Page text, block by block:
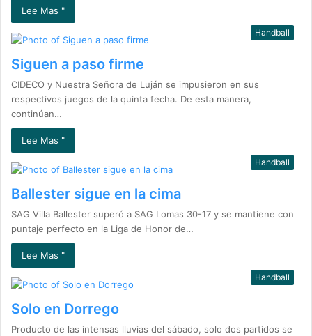
Lee Mas "
Handball
Siguen a paso firme
CIDECO y Nuestra Señora de Luján se impusieron en sus
respectivos juegos de la quinta fecha. De esta manera,
continúan…
Lee Mas "
Handball
Ballester sigue en la cima
SAG Villa Ballester superó a SAG Lomas 30-17 y se mantiene con
puntaje perfecto en la Liga de Honor de…
Lee Mas "
Handball
Solo en Dorrego
Producto de las intensas lluvias del sábado, solo dos partidos se